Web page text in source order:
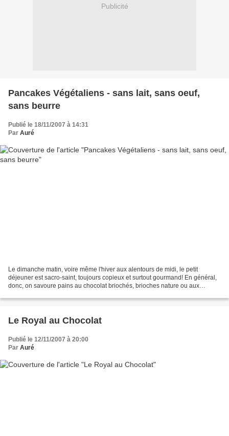
Publicité
Pancakes Végétaliens - sans lait, sans oeuf,
sans beurre
Publié le 18/11/2007 à 14:31
Par Auré
Le dimanche matin, voire même l'hiver aux alentours de midi, le petit
déjeuner est sacro-saint, toujours copieux et surtout gourmand! En général,
donc, on savoure pains au chocolat briochés, brioches nature ou aux
Le Royal au Chocolat
Publié le 12/11/2007 à 20:00
Par Auré